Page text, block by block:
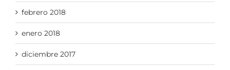
febrero 2018
enero 2018
diciembre 2017